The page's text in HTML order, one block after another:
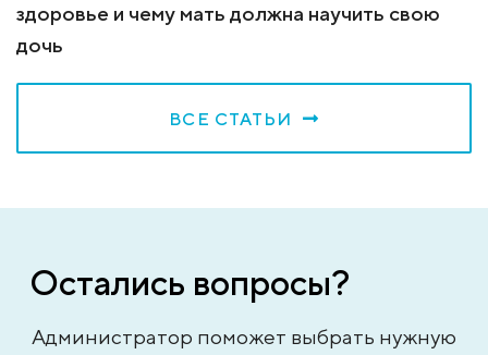
здоровье и чему мать должна научить свою
дочь
ВСЕ СТАТЬИ
Остались вопросы?
Администратор поможет выбрать нужную